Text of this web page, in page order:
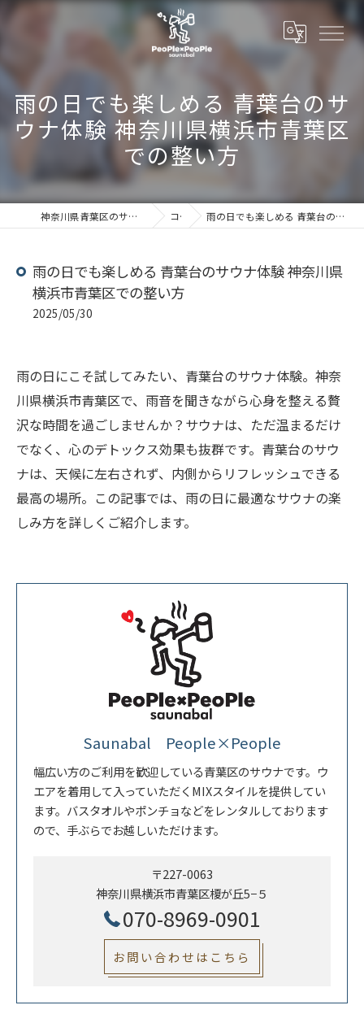
雨の日でも楽しめる 青葉台のサ
ウナ体験 神奈川県横浜市青葉区
での整い方
神奈川県青葉区のサウナならSaunabal People×People コラム 雨の日でも楽しめる 青葉台のサウナ体験 神奈川県横浜市青葉区での整い方
雨の日でも楽しめる 青葉台のサウナ体験 神奈川県
横浜市青葉区での整い方
2025/05/30
雨の日にこそ試してみたい、青葉台のサウナ体験。神奈
川県横浜市青葉区で、雨音を聞きながら心身を整える贅
沢な時間を過ごしませんか？サウナは、ただ温まるだけ
でなく、心のデトックス効果も抜群です。青葉台のサウ
ナは、天候に左右されず、内側からリフレッシュできる
最高の場所。この記事では、雨の日に最適なサウナの楽
しみ方を詳しくご紹介します。
Saunabal People×People
幅広い方のご利用を歓迎している青葉区のサウナです。ウ
エアを着用して入っていただくMIXスタイルを提供してい
ます。バスタオルやポンチョなどをレンタルしております
ので、手ぶらでお越しいただけます。
〒227-0063
神奈川県横浜市青葉区榎が丘5−５
070-8969-0901
お問い合わせはこちら